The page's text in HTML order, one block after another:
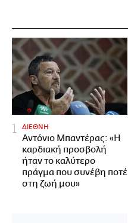
ΔΙΕΘΝΗ
Αντόνιο Μπαντέρας: «Η
καρδιακή προσβολή
ήταν το καλύτερο
πράγμα που συνέβη ποτέ
στη ζωή μου»